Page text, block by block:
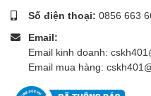
Số điện thoại: 0856 663
Email:
Email kinh doanh:
Email mua hàng: